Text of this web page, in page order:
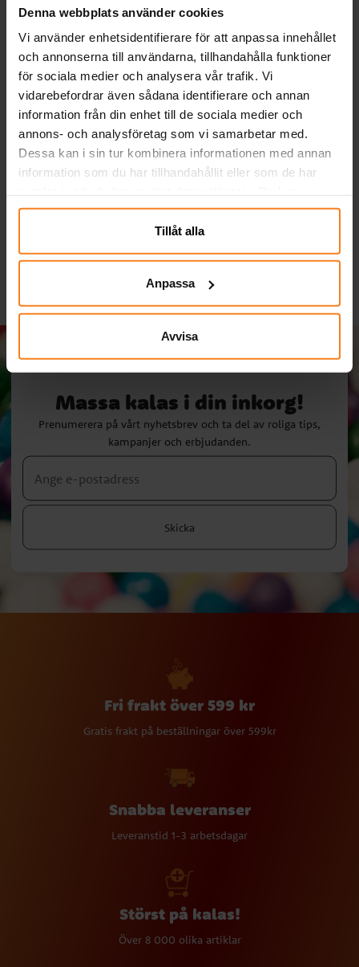
Denna webbplats använder cookies
Vi använder enhetsidentifierare för att anpassa innehållet
och annonserna till användarna, tillhandahålla funktioner
för sociala medier och analysera vår trafik. Vi
vidarebefordrar även sådana identifierare och annan
information från din enhet till de sociala medier och
annons- och analysföretag som vi samarbetar med.
Dessa kan i sin tur kombinera informationen med annan
information som du har tillhandahållit eller som de har
närsomhelst ändra ditt samtycke.
Tillåt alla
Anpassa
Avvisa
Unicorn Rainbow -
Tallrikar 8-pack
39,00 kr
Swizzels Refreshers
Choose 150 gram
29,00 kr
Massa kalas i din inkorg!
Prenumerera på vårt nyhetsbrev och ta del av roliga tips,
kampanjer och erbjudanden.
Skicka
Fri frakt över 599 kr
Gratis frakt på beställningar över 599kr
Snabba leveranser
Leveranstid 1-3 arbetsdagar
Störst på kalas!
Över 8 000 olika artiklar